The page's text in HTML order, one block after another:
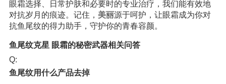
眼霜选择、日常护肤和必要时的专业治疗，我们能有效地
对抗岁月的痕迹。记住， 美丽源于呵护，让眼霜成为你对
抗鱼尾纹的得力助手，守护你的青春容颜。
鱼尾纹克星 眼霜的秘密武器相关问答
Q:
鱼尾纹用什么产品去掉